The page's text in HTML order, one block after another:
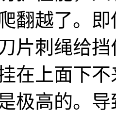
翻越了。
片刺绳给
在上面下
极高的。